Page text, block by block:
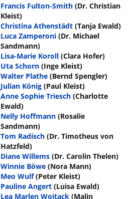
Francis Fulton-Smith (Dr. Christian
Kleist)
Christina Athenstädt (Tanja Ewald)
Luca Zamperoni (Dr. Michael
Sandmann)
Lisa-Marie Koroll (Clara Hofer)
Uta Schorn (Inge Kleist)
Walter Plathe (Bernd Spengler)
Julian König (Paul Kleist)
Anne Sophie Triesch (Charlotte
Ewald)
Nelly Hoffmann (Rosalie
Sandmann)
Tom Radisch (Dr. Timotheus von
Hatzfeld)
Diane Willems (Dr. Carolin Thelen)
Winnie Böwe (Nora Mann)
Meo Wulf (Peter Kleist)
Pauline Angert (Luisa Ewald)
Lea Marlen Woitack (Malin